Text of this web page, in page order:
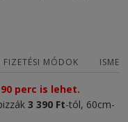
FIZETÉSI MÓDOK
perc is lehet.
3 390 Ft-tól, 60cm-